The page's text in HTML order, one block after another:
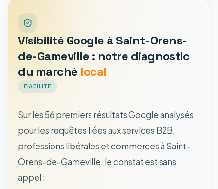
Visibilité Google à Saint-Orens-
de-Gameville : notre diagnostic
du marché local
FIABILITE
Sur les 56 premiers résultats Google analysés
pour les requêtes liées aux services B2B,
professions libérales et commerces à Saint-
Orens-de-Gameville, le constat est sans
appel :